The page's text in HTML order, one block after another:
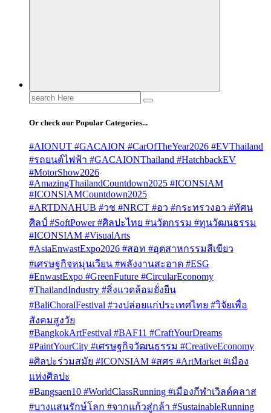
Search
for:
Or check our Popular Categories...
#AIONUT #GACAION #CarOfTheYear2026 #EVThailand
#รถยนต์ไฟฟ้า #GACAIONThailand #HatchbackEV
#MotorShow2026
#AmazingThailandCountdown2025 #ICONSIAM
#ICONSIAMCountdown2025
#ARTDNAHUB #วช #NRCT #อว #กระทรวงอว #ทัศน
ศิลป์ #SoftPower #ศิลปะไทย #นวัตกรรม #ทุนวัฒนธรรม
#ICONSIAM #VisualArts
#AsiaEnwastExpo2026 #สอท #อุตสาหกรรมสีเขียว
#เศรษฐกิจหมุนเวียน #พลังงานสะอาด #ESG
#EnwastExpo #GreenFuture #CircularEconomy
#ThailandIndustry #สิ่งแวดล้อมยั่งยืน
#BaliChoralFestival #วงปล่อยแก่ประเทศไทย #วิจัยเพื่อ
สังคมสูงวัย
#BangkokArtFestival #BAF11 #CraftYourDreams
#PaintYourCity #เศรษฐกิจวัฒนธรรม #CreativeEconomy
#ศิลปะร่วมสมัย #ICONSIAM #สศร #ArtMarket #เมือง
แห่งศิลปะ
#Bangsaen10 #WorldClassRunning #เมืองกีฬาเวิลด์คลาส
#บางแสนรักษ์โลก #จากแก้วสู่กล้า #SustainableRunning